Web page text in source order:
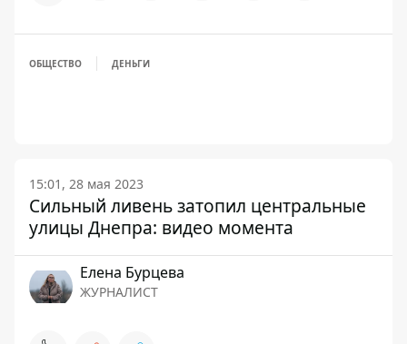
ОБЩЕСТВО ДЕНЬГИ
15:01, 28 мая 2023
Сильный ливень затопил центральные
улицы Днепра: видео момента
Елена Бурцева
ЖУРНАЛИСТ